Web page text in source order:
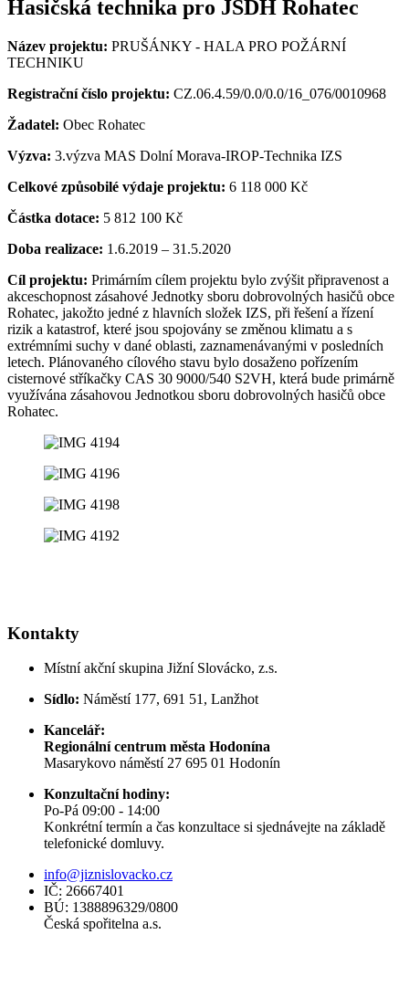
Hasičská technika pro JSDH Rohatec
Název projektu: PRUŠÁNKY - HALA PRO POŽÁRNÍ
TECHNIKU
Registrační číslo projektu: CZ.06.4.59/0.0/0.0/16_076/0010968
Žadatel: Obec Rohatec
Výzva: 3.výzva MAS Dolní Morava-IROP-Technika IZS
Celkové způsobilé výdaje projektu: 6 118 000 Kč
Částka dotace: 5 812 100 Kč
Doba realizace: 1.6.2019 – 31.5.2020
Cíl projektu: Primárním cílem projektu bylo zvýšit připravenost a
akceschopnost zásahové Jednotky sboru dobrovolných hasičů obce
Rohatec, jakožto jedné z hlavních složek IZS, při řešení a řízení
rizik a katastrof, které jsou spojovány se změnou klimatu a s
extrémními suchy v dané oblasti, zaznamenávanými v posledních
letech. Plánovaného cílového stavu bylo dosaženo pořízením
cisternové stříkačky CAS 30 9000/540 S2VH, která bude primárně
využívána zásahovou Jednotkou sboru dobrovolných hasičů obce
Rohatec.
Kontakty
Místní akční skupina Jižní Slovácko, z.s.
Sídlo: Náměstí 177, 691 51, Lanžhot
Kancelář:
Regionální centrum města Hodonína
Masarykovo náměstí 27 695 01 Hodonín
Konzultační hodiny:
Po-Pá 09:00 - 14:00
Konkrétní termín a čas konzultace si sjednávejte na základě
telefonické domluvy.
info@jiznislovacko.cz
IČ: 26667401
BÚ: 1388896329/0800
Česká spořitelna a.s.